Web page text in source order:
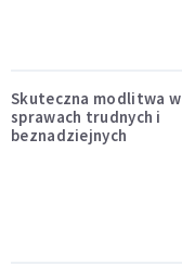
Skuteczna modlitwa w
sprawach trudnych i
beznadziejnych